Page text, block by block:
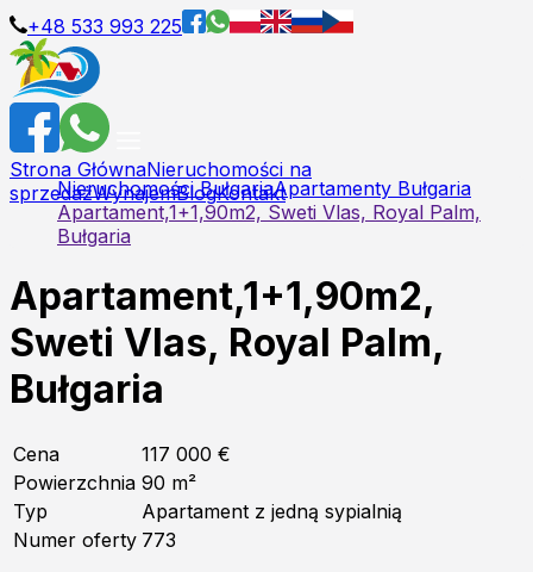
+48 533 993 225
Strona GłównaNieruchomości na
sprzedażWynajemBlogKontakt
Nieruchomości BułgariaApartamenty Bułgaria
Apartament,1+1,90m2, Sweti Vlas, Royal Palm,
Bułgaria
Apartament,1+1,90m2,
Sweti Vlas, Royal Palm,
Bułgaria
Cena
117 000 €
Powierzchnia 90 m²
Typ
Apartament z jedną sypialnią
Numer oferty 773